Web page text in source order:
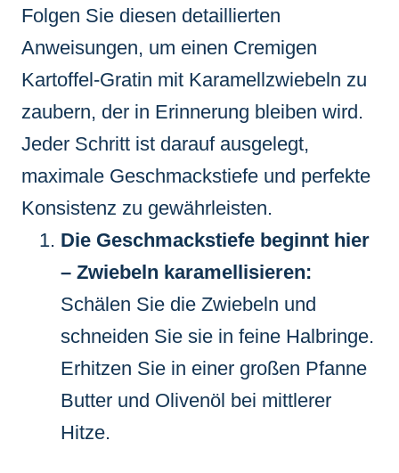
Folgen Sie diesen detaillierten
Anweisungen, um einen Cremigen
Kartoffel-Gratin mit Karamellzwiebeln zu
zaubern, der in Erinnerung bleiben wird.
Jeder Schritt ist darauf ausgelegt,
maximale Geschmackstiefe und perfekte
Konsistenz zu gewährleisten.
Die Geschmackstiefe beginnt hier
– Zwiebeln karamellisieren:
Schälen Sie die Zwiebeln und
schneiden Sie sie in feine Halbringe.
Erhitzen Sie in einer großen Pfanne
Butter und Olivenöl bei mittlerer
Hitze.